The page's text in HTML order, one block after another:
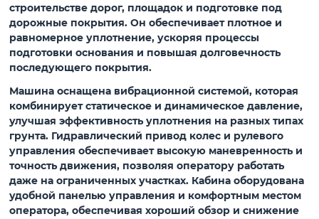
строительстве дорог, площадок и подготовке под
дорожные покрытия. Он обеспечивает плотное и
равномерное уплотнение, ускоряя процессы
подготовки основания и повышая долговечность
последующего покрытия.
Машина оснащена вибрационной системой, которая
комбинирует статическое и динамическое давление,
улучшая эффективность уплотнения на разных типах
грунта. Гидравлический привод колес и рулевого
управления обеспечивает высокую маневренность и
точность движения, позволяя оператору работать
даже на ограниченных участках. Кабина оборудована
удобной панелью управления и комфортным местом
оператора, обеспечивая хороший обзор и снижение